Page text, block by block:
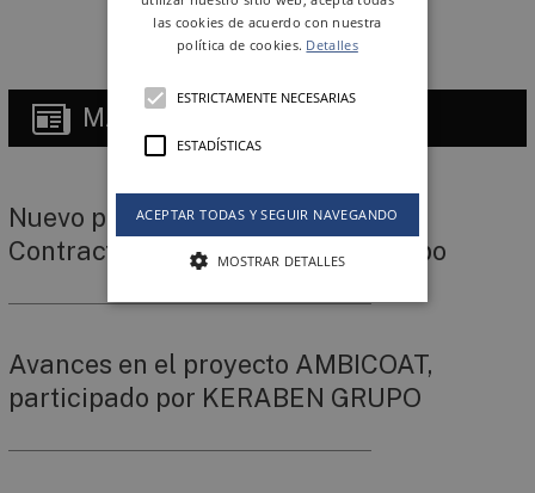
MÁSNOTICIAS
Nuevo paquete de servicios
ContractServices de Keraben Grupo
Avances en el proyecto AMBICOAT,
participado por KERABEN GRUPO
las cookies de acuerdo con nuestra
política de cookies. Detalles
ESTRICTAMENTE NECESARIAS
ESTADÍSTICAS
ACEPTAR TODAS Y SEGUIR NAVEGANDO
MOSTRAR DETALLES